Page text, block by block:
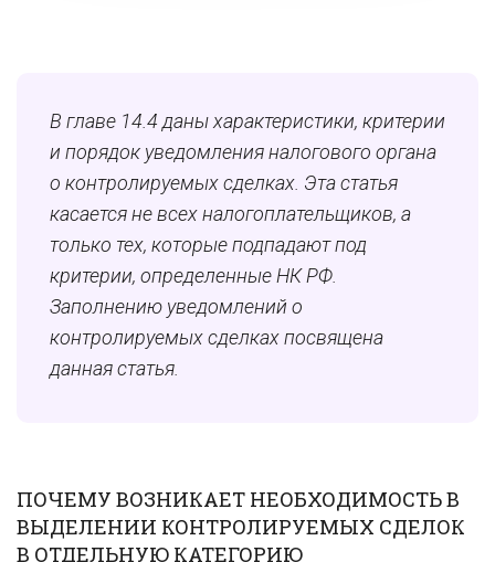
В главе 14.4 даны характеристики, критерии
и порядок уведомления налогового органа
о контролируемых сделках. Эта статья
касается не всех налогоплательщиков, а
только тех, которые подпадают под
критерии, определенные НК РФ.
Заполнению уведомлений о
контролируемых сделках посвящена
данная статья.
ПОЧЕМУ ВОЗНИКАЕТ НЕОБХОДИМОСТЬ В
ВЫДЕЛЕНИИ КОНТРОЛИРУЕМЫХ СДЕЛОК
В ОТДЕЛЬНУЮ КАТЕГОРИЮ